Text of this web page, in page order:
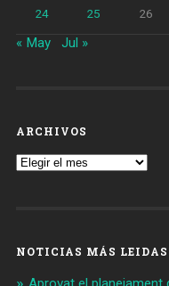
24 25 26
« May Jul »
ARCHIVOS
Archivos
NOTICIAS MÁS LEIDAS